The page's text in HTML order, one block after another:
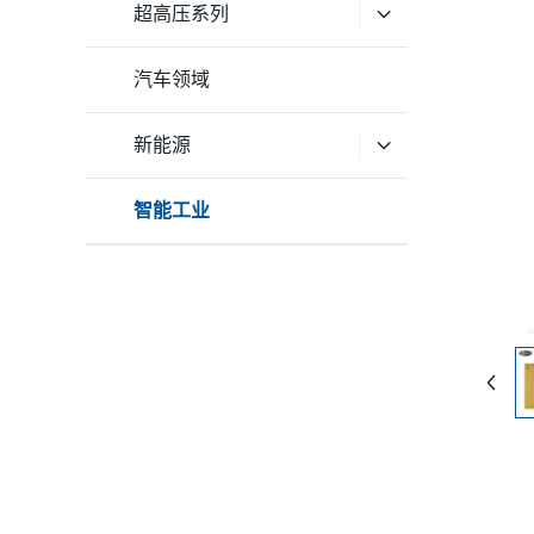
超高压系列
汽车领域
新能源
智能工业